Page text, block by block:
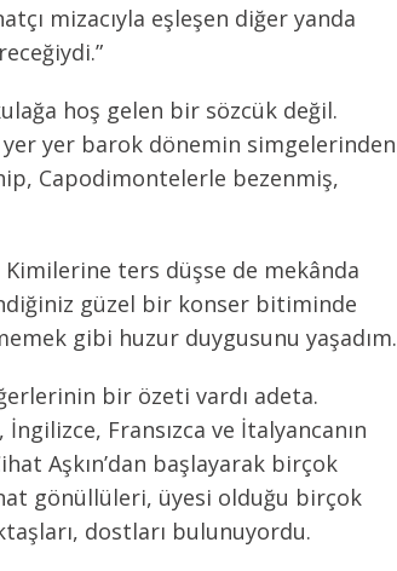
mizacıyla eşleşen diğer yanda
hoş gelen bir sözcük değil.
yer barok dönemin simgelerinden
Capodimontelerle bezenmiş,
Kimilerine ters düşse de mekânda
güzel bir konser bitiminde
gibi huzur duygusunu yaşadım.
bir özeti vardı adeta.
Fransızca ve İtalyancanın
Aşkın’dan başlayarak birçok
gönüllüleri, üyesi olduğu birçok
dostları bulunuyordu.